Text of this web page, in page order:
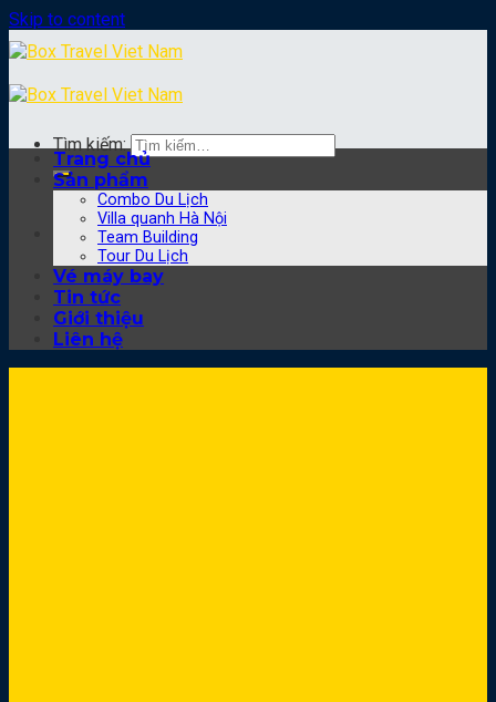
Skip to content
Tìm kiếm:
Trang chủ
Sản phẩm
Combo Du Lịch
Villa quanh Hà Nội
Team Building
Tour Du Lịch
Vé máy bay
Tin tức
Giới thiệu
Liên hệ